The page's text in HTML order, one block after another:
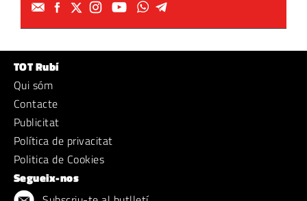
TOT Rubí
Qui sóm
Contacte
Publicitat
Política de privacitat
Politica de Cookies
Segueix-nos